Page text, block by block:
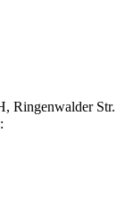
Ringenwalder Str.